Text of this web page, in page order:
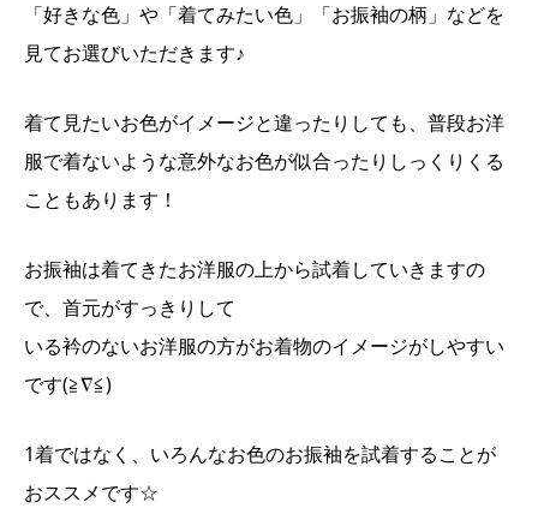
「好きな色」や「着てみたい色」「お振袖の柄」などを
見てお選びいただきます♪
着て見たいお色がイメージと違ったりしても、普段お洋
服で着ないような意外なお色が似合ったり しっくりくる
こともあります！
お振袖は着てきたお洋服の上から試着していきますの
で、首元がすっきりして
いる衿のないお洋服の方がお着物のイメージがしやすい
です(≧∇≦)
1着ではなく、いろんなお色のお振袖を試着することが
おススメです☆